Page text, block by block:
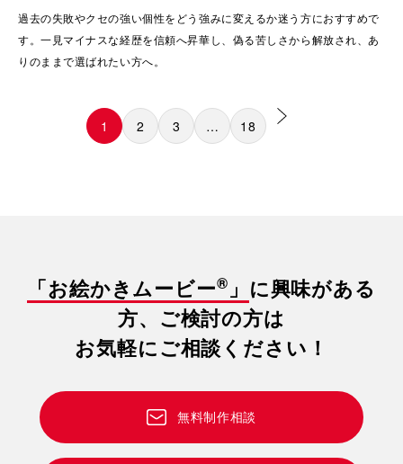
過去の失敗やクセの強い個性をどう強みに変えるか迷う方におすすめで
す。一見マイナスな経歴を信頼へ昇華し、偽る苦しさから解放され、あ
りのままで選ばれたい方へ。
1 2 3 … 18
「お絵かきムービー® 」 に興味がある
方、ご検討の方は
お気軽にご相談ください！
無料制作相談